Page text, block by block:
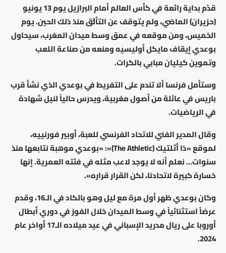
قدّم بداية رائعة في كأس العالم أمام البرازيل يوم 13 يونيو
(حزيران) الماضي، ولم يتوقف عن التألُّق منذ ذلك الحين. يوم
الخميس، ومن موقعه في عمق وسط ميدان المغرب، سيحاول
بوعدي إيقاف مايكل أوليسيه ومنعه من صناعة اللعب
وتموين كيليان مبابي بالكرات.
وستأمل فرنسا ألا تندم على التفريط في بوعدي الذي نشأ قرب
باريس في عائلة من أصول مغربية، ويدرس حالياً لنيل شهادة
في الرياضيات.
وقال المدير الفني للاتحاد الفرنسي للعبة، أوبير فورنييه،
لموقع «ذا أثلتيك (The Athletic)»: «بوعدي موهبة نتابعها منذ
سنوات… نعلم أنه لا يوجد لاعب مثله في فئته العمرية. إنها
خسارة كبيرة لاتحادنا، لكن القرار قراره».
وكان بوعدي ظهر أول مرة مع ليل وهو بالكاد في الـ16، وقدم
عرضاً استثنائياً في وسط الميدان خلال الفوز في دوري أبطال
أوروبا على ريال مدريد الإسباني في عيد ميلاده الـ17 أواخر عام
2024.